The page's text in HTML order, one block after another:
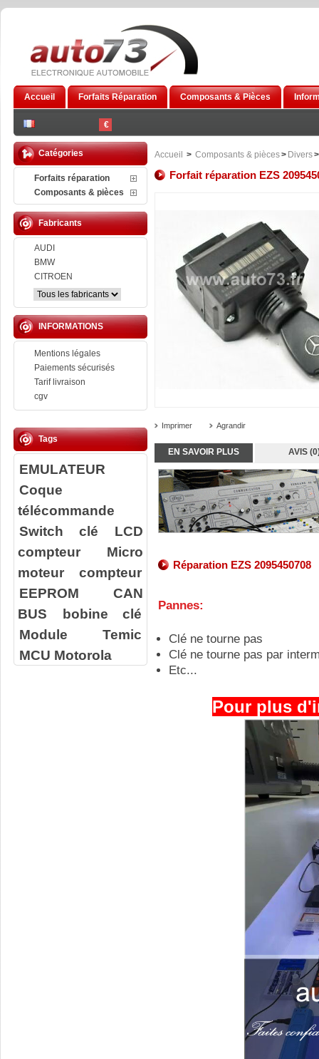
€
Accueil Forfaits Réparation Composants & Pièces
Catégories
Forfaits réparation
Composants & pièces
Fabricants
AUDI
BMW
CITROEN
INFORMATIONS
Mentions légales
Paiements sécurisés
Tarif livraison
cgv
Tags
EMULATEUR
Coque
télécommande
Switch clé
LCD
compteur
Micro
moteur compteur
EEPROM
CAN
BUS
bobine clé
Module Temic
MCU Motorola
Accueil > Composants & pièces> Divers>
Forfait réparation EZS
Imprimer Agrandir
EN SAVOIR PLUS AVIS
Réparation EZS 2095450708
Pannes:
Clé ne tourne pas
Clé ne tourne pas par
Etc...
Pour plus